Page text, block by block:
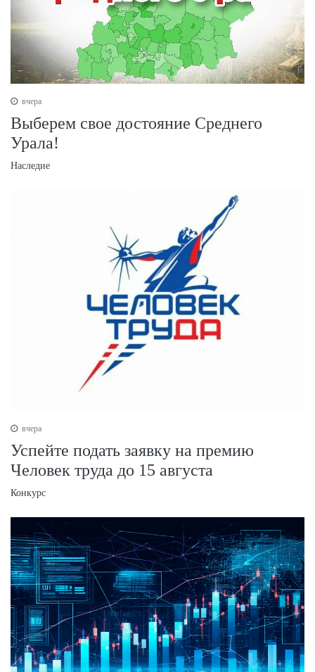
вчера
Выберем свое достояние Среднего
Урала!
Наследие
вчера
Успейте подать заявку на премию
Человек труда до 15 августа
Конкурс